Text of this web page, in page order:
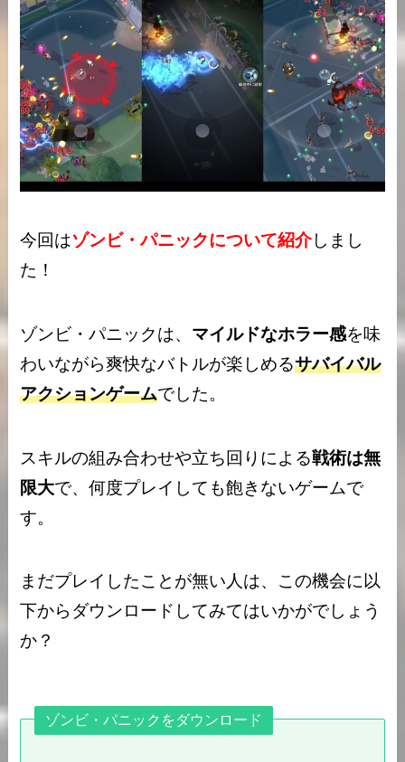
今回はゾンビ・パニックについて紹介しまし
た！
ゾンビ・パニックは、 マイルドなホラー感を味
わいながら爽快なバトルが楽しめるサバイバル
アクションゲームでした。
スキルの組み合わせや立ち回りによる戦術は無
限大で、何度プレイしても飽きないゲームで
す。
まだプレイしたことが無い人は、この機会に以
下からダウンロードしてみてはいかがでしょう
か？
ゾンビ・パニックをダウンロード